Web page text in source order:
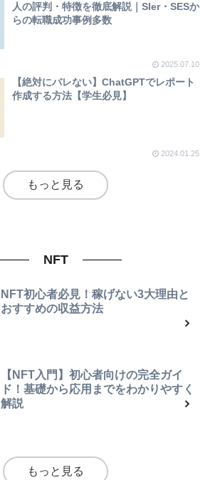
人の評判・特徴を徹底解説｜SIer・SESか
らの転職成功事例多数
2025.07.10
【絶対にバレない】ChatGPTでレポート
作成する方法【学生必見】
2024.01.25
もっと見る
NFT
NFT初心者必見！稼げない3大理由と
おすすめの収益方法
【NFT入門】初心者向けの完全ガイ
ド！基礎から応用までをわかりやすく
解説
もっと見る